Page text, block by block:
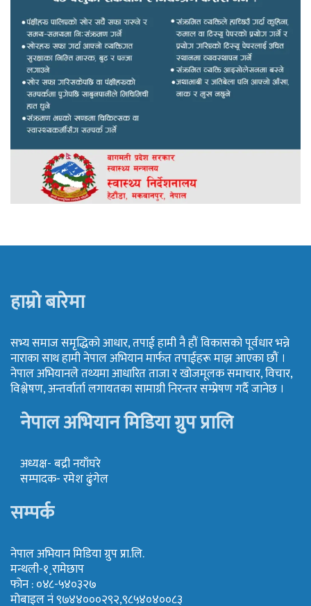
हाम्रो बारेमा
सभ्य समाज समृद्धिको आधार, तपाई हामी नै हौं विकासको पूर्वधार भन्ने
नाराका साथ हामी नेपाल अभियान मार्फत तपाईहरू माझ आएका छौं ।
नेपाल अभियानले तथ्यमा आधारित ताजा र खोजमूलक समाचार, विचार,
विश्लेषण, अन्तर्वार्ता लगायतका सामाग्री निरन्तर सम्प्रेषण गर्दै जानेछ ।
नेपाल अभियान मिडिया ग्रुप प्रालि
अध्यक्ष- बद्री नयाँघरे
सम्पादक- रमेश ढुंगेल
सम्पर्क
नेपाल अभियान मिडिया ग्रुप प्रा.लि.
मन्थली-१¸रामेछाप
फोन : ०४८-५४०३२७
मोबाइल नं ९७४४०००२९२,९८५४०४००८३